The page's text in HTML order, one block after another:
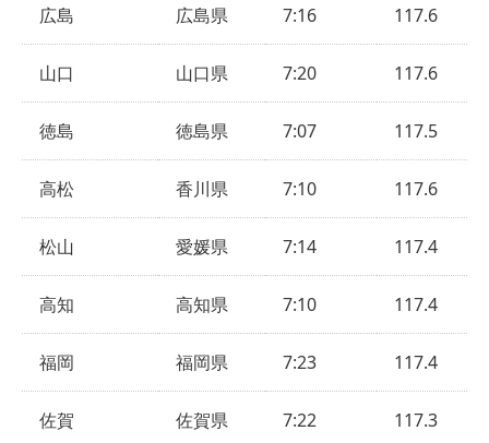
広島 広島県 7:16 117.6
山口 山口県 7:20 117.6
徳島 徳島県 7:07 117.5
高松 香川県 7:10 117.6
松山 愛媛県 7:14 117.4
高知 高知県 7:10 117.4
福岡 福岡県 7:23 117.4
佐賀 佐賀県 7:22 117.3